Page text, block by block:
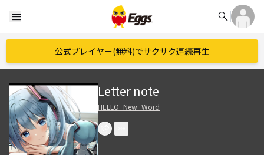
menu search
公式プレイヤー(無料)でサクサク連続再生
Letter note
HELLO_New_Word